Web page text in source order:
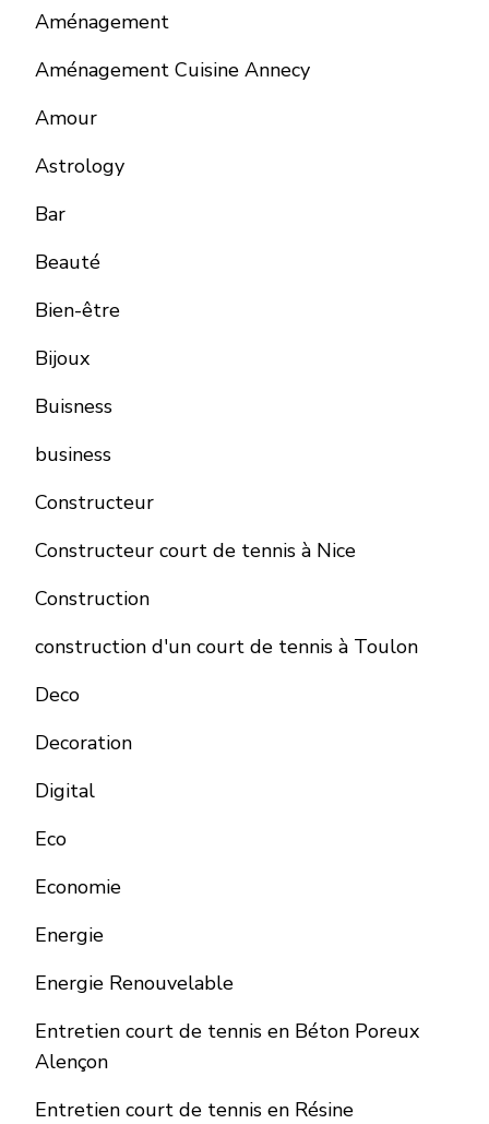
Aménagement
Aménagement Cuisine Annecy
Amour
Astrology
Bar
Beauté
Bien-être
Bijoux
Buisness
business
Constructeur
Constructeur court de tennis à Nice
Construction
construction d'un court de tennis à Toulon
Deco
Decoration
Digital
Eco
Economie
Energie
Energie Renouvelable
Entretien court de tennis en Béton Poreux
Alençon
Entretien court de tennis en Résine